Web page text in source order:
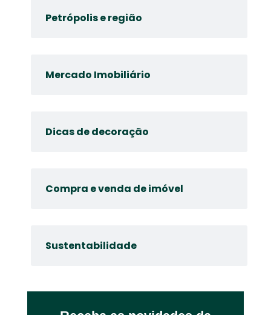
Petrópolis e região
Mercado Imobiliário
Dicas de decoração
Compra e venda de imóvel
Sustentabilidade